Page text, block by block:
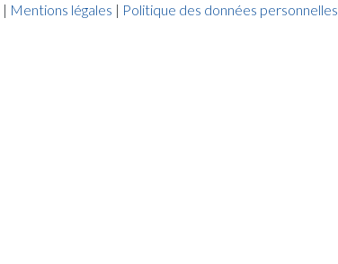
| Mentions légales | Politique des données personnelles